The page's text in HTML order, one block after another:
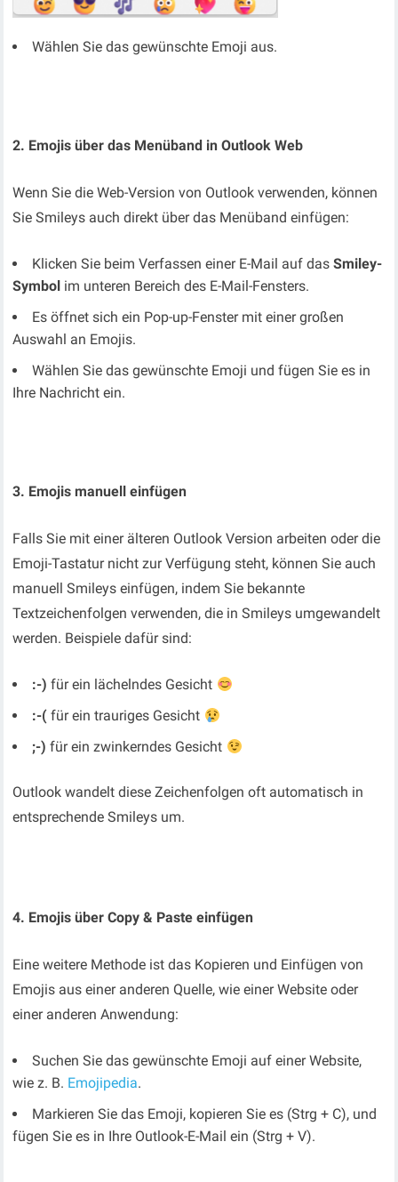
Wählen Sie das gewünschte Emoji aus.
2. Emojis über das Menüband in Outlook Web
Wenn Sie die Web-Version von Outlook verwenden, können
Sie Smileys auch direkt über das Menüband einfügen:
Klicken Sie beim Verfassen einer E-Mail auf dasSmiley-
Symbol im unteren Bereich des E-Mail-Fensters.
Es öffnet sich ein Pop-up-Fenster mit einer großen
Auswahl an Emojis.
Wählen Sie das gewünschte Emoji und fügen Sie es in
Ihre Nachricht ein.
3. Emojis manuell einfügen
Falls Sie mit einer älteren Outlook Version arbeiten oder die
Emoji-Tastatur nicht zur Verfügung steht, können Sie auch
manuell Smileys einfügen, indem Sie bekannte
Textzeichenfolgen verwenden, die in Smileys umgewandelt
werden. Beispiele dafür sind:
:-) für ein lächelndes Gesicht
:-( für ein trauriges Gesicht
;-) für ein zwinkerndes Gesicht
Outlook wandelt diese Zeichenfolgen oft automatisch in
entsprechende Smileys um.
4. Emojis über Copy & Paste einfügen
Eine weitere Methode ist das Kopieren und Einfügen von
Emojis aus einer anderen Quelle, wie einer Website oder
einer anderen Anwendung:
Suchen Sie das gewünschte Emoji auf einer Website,
wie z. B. Emojipedia.
Markieren Sie das Emoji, kopieren Sie es (Strg + C), und
fügen Sie es in Ihre Outlook-E-Mail ein (Strg + V).